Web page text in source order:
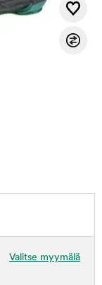
Valitse myymälä